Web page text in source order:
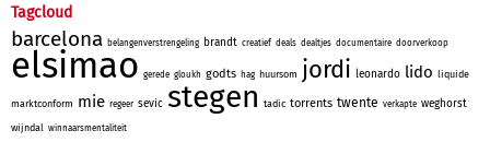
Tagcloud
barcelona belangenverstrengeling brandt creatief deals dealtjes documentaire doorverkoop
elsimao gerede gloukh godts hag huursom jordi leonardo lido liquide
marktconform mie regeer sevic stegen tadic torrents twente verkapte weghorst
wijndal winnaarsmentaliteit